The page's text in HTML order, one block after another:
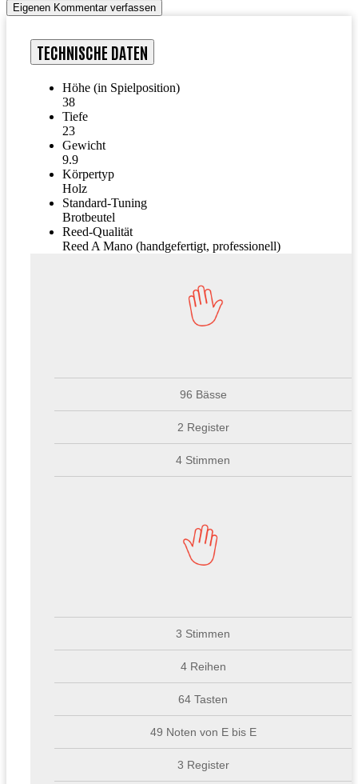
Eigenen Kommentar verfassen
TECHNISCHE DATEN
Höhe (in Spielposition)
38
Tiefe
23
Gewicht
9.9
Körpertyp
Holz
Standard-Tuning
Brotbeutel
Reed-Qualität
Reed A Mano (handgefertigt, professionell)
96 Bässe
2 Register
4 Stimmen
3 Stimmen
4 Reihen
64 Tasten
49 Noten von E bis E
3 Register